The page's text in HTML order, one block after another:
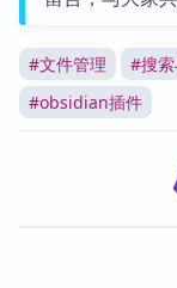
#文件管理 #搜
#obsidian插件